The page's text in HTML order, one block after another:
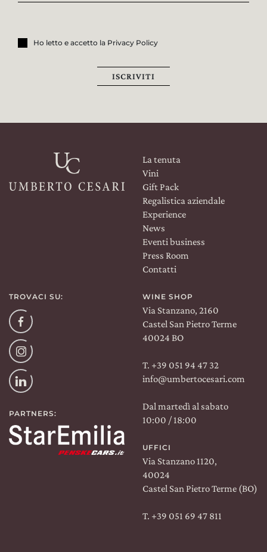
Ho letto e accetto la Privacy Policy
ISCRIVITI
La tenuta
Vini
Gift Pack
Regalistica aziendale
Experience
News
Eventi business
Press Room
Contatti
TROVACI SU:
Facebook
Instagram
Linkedin
PARTNERS:
WINE SHOP
Via Stanzano, 2160
Castel San Pietro Terme
40024 BO
T. +39 051 94 47 32
info@umbertocesari.com
Dal martedì al sabato
10:00 / 18:00
UFFICI
Via Stanzano 1120,
40024
Castel San Pietro Terme (BO)
T. +39 051 69 47 811